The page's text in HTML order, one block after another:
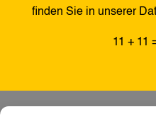
finden Sie in unserer
11 + 11